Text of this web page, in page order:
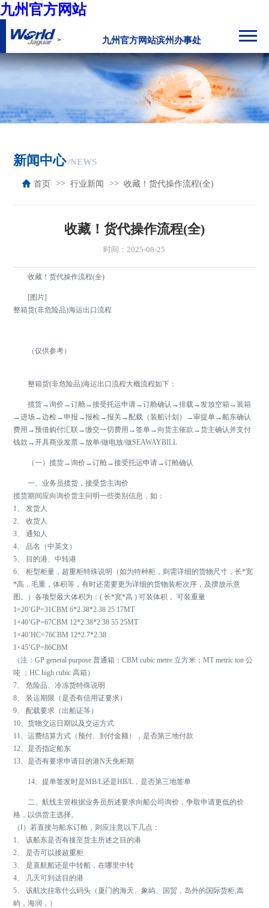
九州官方网站
九州官方网站滨州办事处
新闻中心/NEWS
首页 行业新闻 收藏！货代操作流程(全)
收藏！货代操作流程(全)
时间：2025-08-25
收藏！货代操作流程(全)
[图片]
整箱货(非危险品)海运出口流程
（仅供参考）
整箱货(非危险品)海运出口流程大概流程如下：
揽货→询价→订舱→接受托运申请→订舱确认→排载→发放空箱→装箱
→进场→边检→申报→报检→报关→配载（装船计划）→审提单→船东确认
费用→预借购付汇联→缴交一切费用→签单→向货主催款→货主确认并支付
钱款→开具商业发票→放单/做电放/做SEAWAYBILL
（一）揽货→询价→订舱→接受托运申请→订舱确认
一、业务员揽货，接受货主询价
揽货期间应向询价货主问明一些类别信息，如：
1、 发货人
2、 收货人
3、 通知人
4、 品名（中英文）
5、 目的港、中转港
6、 柜型柜量，超重柜特殊说明（如为特种柜，则需详细的货物尺寸，长*宽
*高，毛重，体积等，有时还需要更为详细的货物装柜次序，及摆放示意
图。）各项型最大体积为：( 长*宽*高 ) 可装体积， 可装重量
1×20’GP=31CBM 6*2.38*2.38 25 17MT
1×40’GP=67CBM 12*2.38*2.38 55 25MT
1×40’HC=76CBM 12*2.7*2.38
1×45’GP=86CBM
（注：GP general purpose 普通箱；CBM cubic metre 立方米；MT metric ton 公
吨 ；HC high cubic 高箱）
7、 危险品、冷冻货特殊说明
8、 装运期限（是否有信用证要求）
9、 配载要求（出船证等）
10、货物交运日期以及交运方式
11、运费结算方式（预付、到付金额），是否第三地付款
12、是否指定船东
13、是否有要求申请目的港N天免柜期
14、提单签发时是MB/L还是HB/L，是否第三地签单
二、航线主管根据业务员所述要求向船公司询价，争取申请更低的价
格，以供货主选择。
（Ⅰ）若直接与船东订舱，则应注意以下几点：
1、 该船东是否有接至货主所述之目的港
2、 是否可以接超重柜
3、 是直航船还是中转船，在哪里中转
4、 几天可到达目的港
5、 该航次挂靠什么码头（厦门的海天、象屿、国贸，岛外的国际货柜,嵩
屿，海润，）